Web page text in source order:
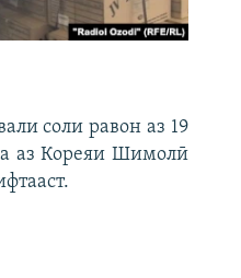
соли равон аз 19
аз Кореяи Шимолӣ